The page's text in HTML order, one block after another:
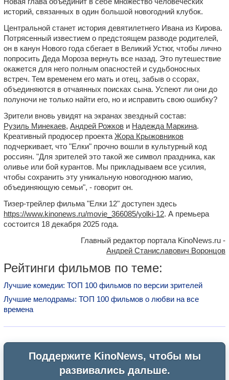
историй, связанных в один большой новогодний клубок.
Центральной станет история девятилетнего Ивана из Кирова.
Потрясенный известием о предстоящем разводе родителей,
он в канун Нового года сбегает в Великий Устюг, чтобы лично
попросить Деда Мороза вернуть все назад. Это путешествие
окажется для него полным опасностей и судьбоносных
встреч. Тем временем его мать и отец, забыв о ссорах,
объединяются в отчаянных поисках сына. Успеют ли они до
полуночи не только найти его, но и исправить свою ошибку?
Зрители вновь увидят на экранах звездный состав:
Рузиль Минекаев, Андрей Рожков и Надежда Маркина.
Креативный продюсер проекта Жора Крыжовников
подчеркивает, что "Елки" прочно вошли в культурный код
россиян. "Для зрителей это такой же символ праздника, как
оливье или бой курантов. Мы прикладываем все усилия,
чтобы сохранить эту уникальную новогоднюю магию,
объединяющую семьи", - говорит он.
Тизер-трейлер фильма "Елки 12" доступен здесь
https://www.kinonews.ru/movie_366085/yolki-12. А премьера
состоится 18 декабря 2025 года.
Главный редактор портала KinoNews.ru -
Андрей Станиславович Воронцов
Рейтинги фильмов по теме:
Лучшие комедии: ТОП 100 фильмов по версии зрителей
Лучшие мелодрамы: ТОП 100 фильмов о любви на все
времена
Поддержите KinoNews, чтобы мы
развивались дальше.